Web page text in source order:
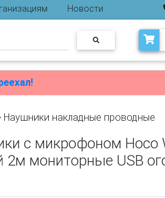
Новости
Наушники накладные проводные
с микрофоном Hoco
2м мониторные USB